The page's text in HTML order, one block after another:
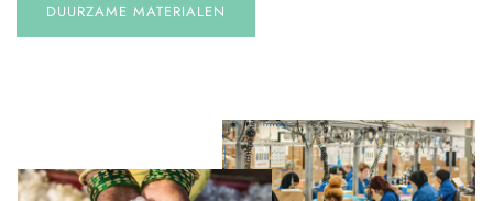
DUURZAME MATERIALEN